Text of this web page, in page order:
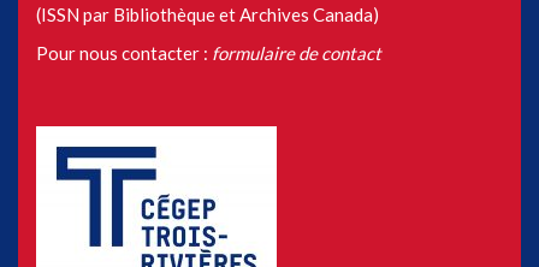
(ISSN par Bibliothèque et Archives Canada)
Pour nous contacter : formulaire de contact